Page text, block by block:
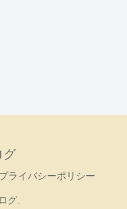
グ
プライバシーポリシー
グ.